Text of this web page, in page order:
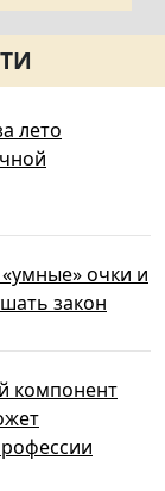
лето
очки и
закон
компонент